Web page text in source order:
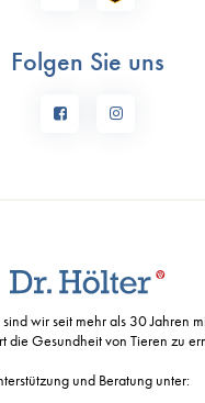
Folgen Sie uns
wir seit mehr als 30 Jahren
die Gesundheit von Tieren zu
und Beratung unter: